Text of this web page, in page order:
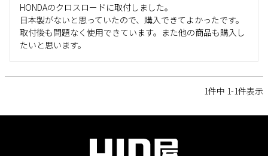
HONDAのクロスロードに取付しました。
日本製がないと思っていたので、購入できてよかったです。
取付後も問題なく使用できています。また他の商品も購入し
たいと思います。
1件中 1-1件表示